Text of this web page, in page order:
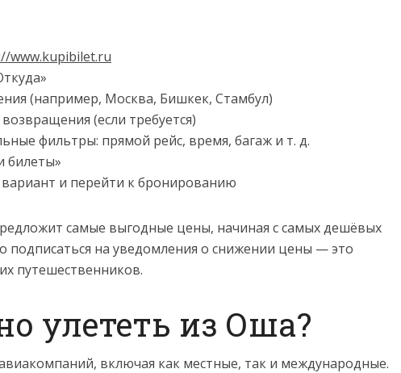
www.kupibilet.ru
(например, Москва, Бишкек, Стамбул)
(если требуется)
фильтры: прямой рейс, время, багаж и т. д.
билеты»
и перейти к бронированию
самые выгодные цены, начиная с самых дешёвых
подписаться на уведомления о снижении цены — это
путешественников.
улететь из Оша?
включая как местные, так и международные.